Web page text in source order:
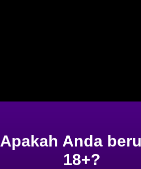
Apakah Anda
18+?